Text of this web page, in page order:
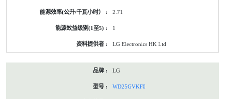
2.71
1
LG Electronics HK Ltd
LG
WD25GVKF0